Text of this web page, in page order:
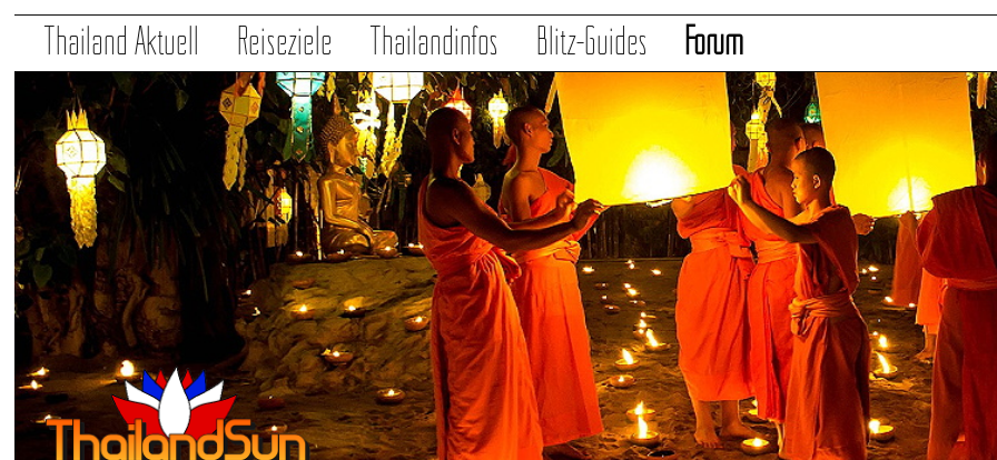
Thailand Aktuell Reiseziele Thailandinfos Blitz-Guides Forum